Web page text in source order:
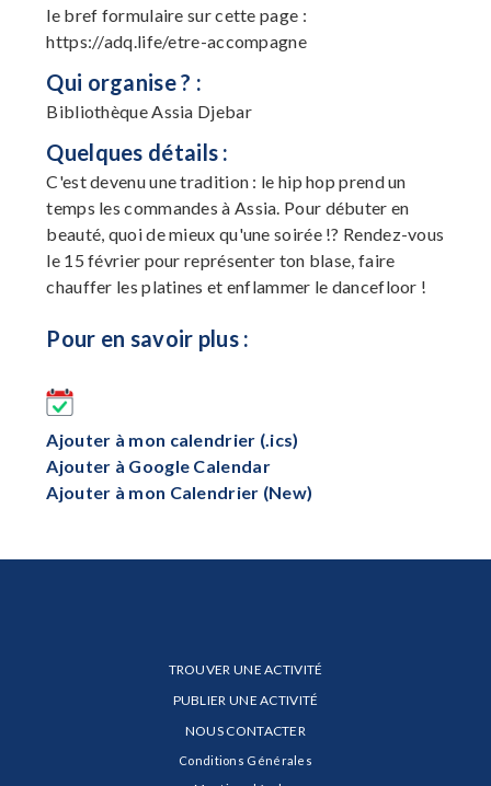
le bref formulaire sur cette page :
https://adq.life/etre-accompagne
Qui organise ? :
Bibliothèque Assia Djebar
Quelques détails :
C'est devenu une tradition : le hip hop prend un
temps les commandes à Assia. Pour débuter en
beauté, quoi de mieux qu'une soirée !? Rendez-vous
le 15 février pour représenter ton blase, faire
chauffer les platines et enflammer le dancefloor !
Pour en savoir plus :
Ajouter à mon calendrier (.ics)
Ajouter à Google Calendar
Ajouter à mon Calendrier (New)
TROUVER UNE ACTIVITÉ
PUBLIER UNE ACTIVITÉ
NOUS CONTACTER
Conditions Générales